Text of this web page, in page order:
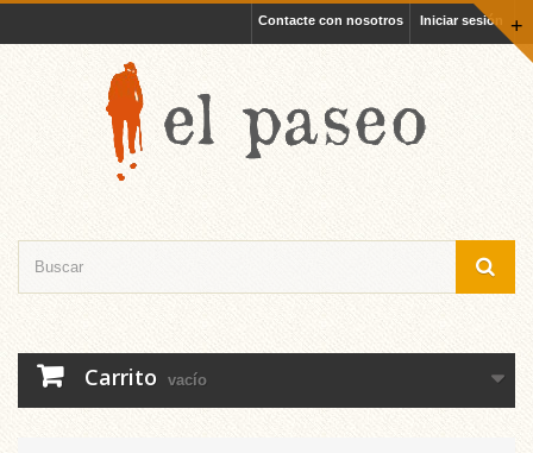
+
Iniciar sesión
Contacte con nosotros
Carrito vacío